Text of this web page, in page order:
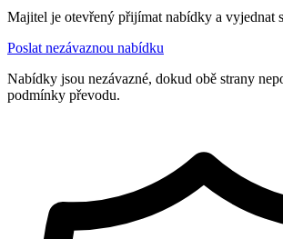
Majitel je otevřený přijímat nabídky a vyjednat
Poslat nezávaznou nabídku
Nabídky jsou nezávazné, dokud obě strany
podmínky převodu.